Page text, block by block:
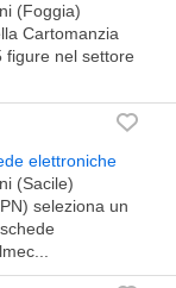
(Foggia)
Cartomanzia
figure nel settore
elettroniche
(Sacile)
seleziona un